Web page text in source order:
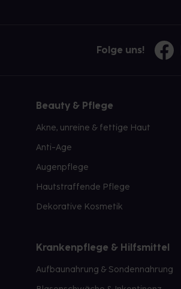
Folge uns!
Beauty & Pflege
Akne, unreine & fettige Haut
Anti-Age
Augenpflege
Hautstraffende Pflege
Dekorative Kosmetik
Krankenpflege & Hilfsmittel
Aufbaunahrung & Sondennahrung